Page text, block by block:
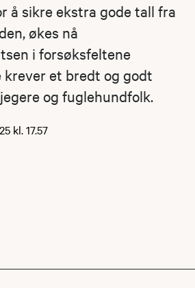
å sikre ekstra gode tall fra
økes nå
i forsøksfeltene
et bredt og godt
og fuglehundfolk.
kl. 17.57